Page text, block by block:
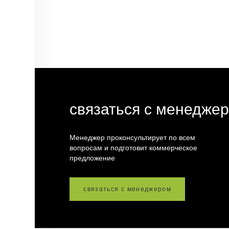
связаться с
Менеджер проконсультирует по всем
вопросам и подготовит коммерческое
предложение
связаться с менеджером